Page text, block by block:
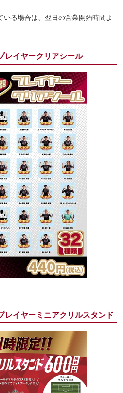
る場合は、翌日の営業開始時間よ
レイヤークリアシール
レイヤーミニアクリルスタンド